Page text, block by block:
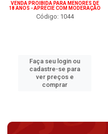
VENDA PROIBIDA PARA MENORES DE
18 ANOS - APRECIE COM MODERAÇÃO
Código: 1044
Faça seu login ou
cadastre-se para
ver preços e
comprar